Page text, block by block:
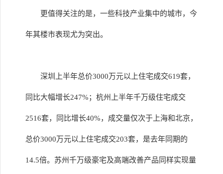
更值得关注的是，一些科技产业集中的城市，今
年其楼市表现尤为突出。
深圳上半年总价3000万元以上住宅成交619套，
同比大幅增长247%；杭州上半年千万级住宅成交
2516套，同比增长40%，成交量仅次于上海和北京，
总价3000万元以上住宅成交203套，是去年同期的
14.5倍。苏州千万级豪宅及高端改善产品同样实现量